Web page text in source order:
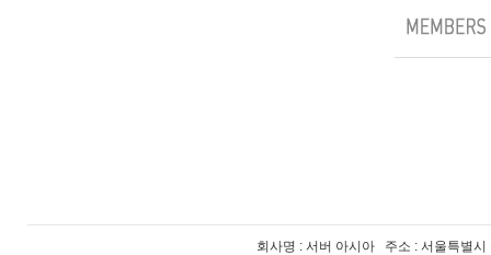
회사명 : 서버 아시아 주소 : 서울특별